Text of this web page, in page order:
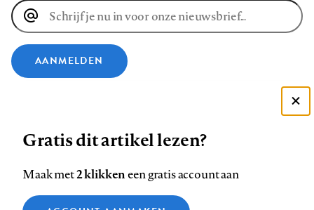
E-
mailadres
AANMELDEN
ons
op
ons
op
ons
op
ons
op
ons
op
ons
Contact Colofon Disclaimer Privacy
Gratis dit artikel lezen?
Maak met2 klikkeneen gratis account aan
Zie onze cookie policy